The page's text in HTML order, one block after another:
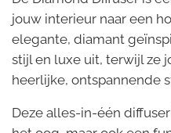
jouw interieur naar een
elegante, diamant
stijl en luxe uit, terwijl ze
heerlijke, ontspannende
Deze alles-in-één